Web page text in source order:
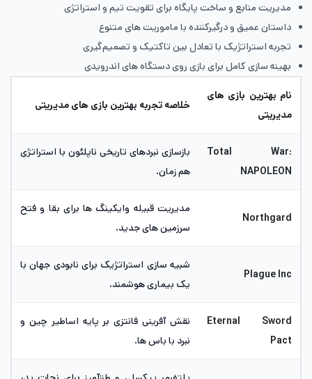
مدیریت منابع و ساخت پایگاه برای تقویت تیم و استراتژی
داستان عمیق و درگیرکننده با ماموریت های متنوع
تجربه استراتژیک با تعادل بین تاکتیک و تصمیم‌گیری
بهینه سازی کامل برای بازی روی دستگاه های اندرویدی
نام بهترین بازی های
مدیریتی
خلاصه تجربه بهترین بازی های مدیریتی
Total War:
NAPOLEON
بازسازی نبردهای تاریخی ناپلئون با استراتژی
هم زمان.
Northgard
مدیریت قبیله وایکینگ ها برای بقا و فتح
سرزمین های جدید.
Plague Inc
شبیه سازی استراتژیک برای نابودی جهان با
یک بیماری هوشمند.
Eternal Sword
Pact
نقش آفرینی فانتزی بر پایه اساطیر چین و
نبرد با باس ها.